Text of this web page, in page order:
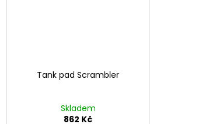
Tank pad Scrambler
Skladem
862 Kč